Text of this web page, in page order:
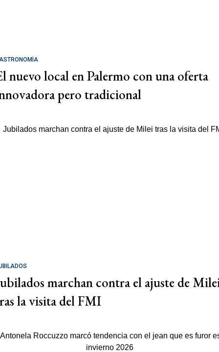
nuevo local en Palermo con una oferta
pero tradicional
marchan contra el ajuste de
la visita del FMI